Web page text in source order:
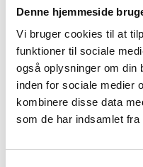
Denne hjemmeside
Vi bruger cookies til at
funktioner til sociale
også oplysninger om din
inden for sociale medier
kombinere disse data
som de har indsamlet
Plakat: